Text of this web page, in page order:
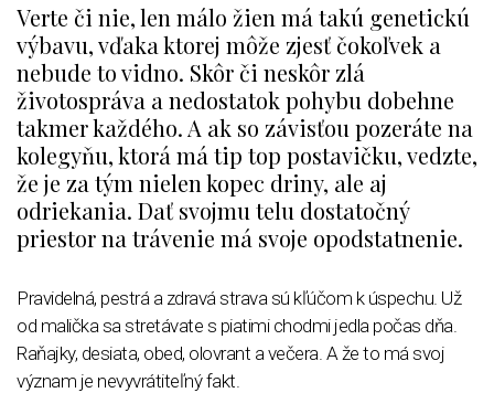
Verte či nie, len málo žien má takú genetickú
výbavu, vďaka ktorej môže zjesť čokoľvek a
nebude to vidno. Skôr či neskôr zlá
životospráva a nedostatok pohybu dobehne
takmer každého. A ak so závisťou pozeráte na
kolegyňu, ktorá má tip top postavičku, vedzte,
že je za tým nielen kopec driny, ale aj
odriekania. Dať svojmu telu dostatočný
priestor na trávenie má svoje opodstatnenie.
Pravidelná, pestrá a zdravá strava sú kľúčom k úspechu. Už
od malička sa stretávate s piatimi chodmi jedla počas dňa.
Raňajky, desiata, obed, olovrant a večera. A že to má svoj
význam je nevyvrátiteľný fakt.